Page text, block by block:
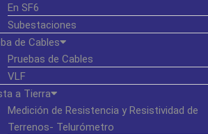
En SF6
Subestaciones
de Cables
Pruebas de Cables
VLF
a Tierra
Medición de Resistencia y Resistividad de
Terrenos- Telurómetro